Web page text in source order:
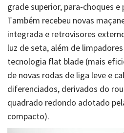
grade superior, para-choques
Também recebeu novas
integrada e retrovisores
luz de seta, além de
tecnologia flat blade (mais
de novas rodas de liga leve e
diferenciados, derivados do
quadrado redondo adotado
compacto).